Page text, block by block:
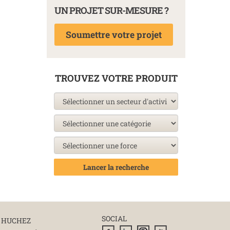
UN PROJET SUR-MESURE ?
Soumettre votre projet
TROUVEZ VOTRE PRODUIT
Lancer la recherche
SOCIAL